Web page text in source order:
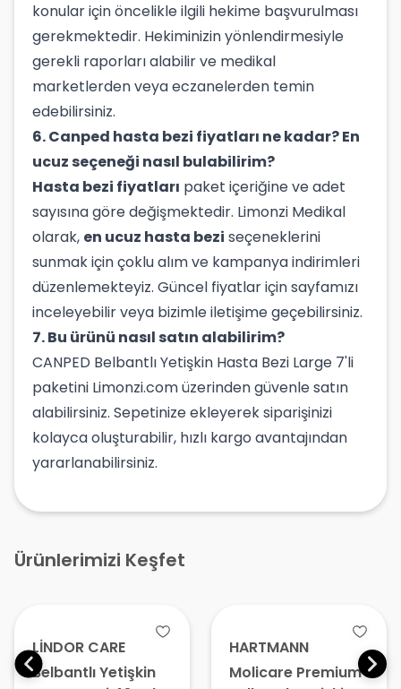
konular için öncelikle ilgili hekime başvurulması
gerekmektedir. Hekiminizin yönlendirmesiyle
gerekli raporları alabilir ve medikal
marketlerden veya eczanelerden temin
edebilirsiniz.
6. Canped hasta bezi fiyatları ne kadar? En
ucuz seçeneği nasıl bulabilirim?
Hasta bezi fiyatları paket içeriğine ve adet
sayısına göre değişmektedir. Limonzi Medikal
olarak, en ucuz hasta bezi seçeneklerini
sunmak için çoklu alım ve kampanya indirimleri
düzenlemekteyiz. Güncel fiyatlar için sayfamızı
inceleyebilir veya bizimle iletişime geçebilirsiniz.
7. Bu ürünü nasıl satın alabilirim?
CANPED Belbantlı Yetişkin Hasta Bezi Large 7'li
paketini Limonzi.com üzerinden güvenle satın
alabilirsiniz. Sepetinize ekleyerek siparişinizi
kolayca oluşturabilir, hızlı kargo avantajından
yararlanabilirsiniz.
Ürünlerimizi Keşfet
LİNDOR CARE
Belbantlı Yetişkin
HARTMANN
Molicare Premium